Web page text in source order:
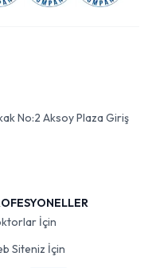
No:2 Aksoy Plaza Giriş
İçin
Siteniz İçin